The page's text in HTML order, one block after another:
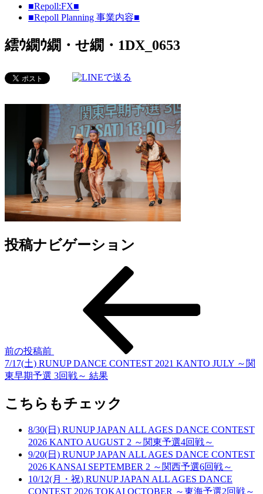
■Repoll:FX■
■Repoll Planning 事業内容■
繧ｳ繝ｳ繝・せ繝・1DX_0653
投稿ナビゲーション
前の投稿前
7/17(土) RUNUP DANCE CONTEST 2021 KANTO JULY ～関
東早期予選 3回戦～ 結果
こちらもチェック
8/30(日) RUNUP JAPAN ALL AGES DANCE CONTEST
2026 KANTO AUGUST 2 ～関東予選4回戦～
9/20(日) RUNUP JAPAN ALL AGES DANCE CONTEST
2026 KANSAI SEPTEMBER 2 ～関西予選6回戦～
10/12(月・祝) RUNUP JAPAN ALL AGES DANCE
CONTEST 2026 TOKAI OCTOBER ～東海予選2回戦～